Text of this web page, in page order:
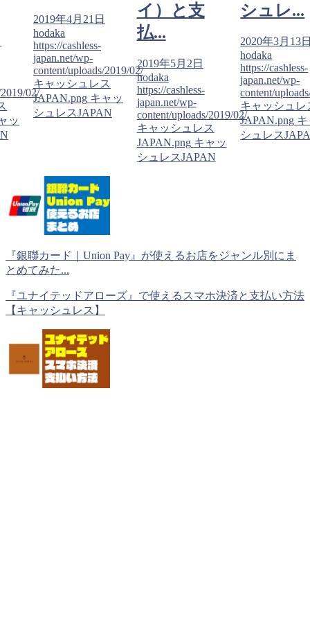
02/
ッ
2019年4月21日
hodaka
https://cashless-
japan.net/wp-
content/uploads/2019/02/
キャッシュレス
JAPAN.png キャッ
シュレスJAPAN
イ）と支
払...
2019年5月2日
hodaka
https://cashless-
japan.net/wp-
content/uploads/2019/02/
キャッシュレス
JAPAN.png キャッ
シュレスJAPAN
シュレ...
2020年3月13
hodaka
https://cashless-
japan.net/wp-
content/
キャッシュレ
JAPAN.png
シュレス
『銀聯カード｜Union Pay』が使えるお店をジャンル別にま
とめてみた...
『ユナイテッドアローズ』で使えるスマホ決済と支払い方法
【キャッシュレス】